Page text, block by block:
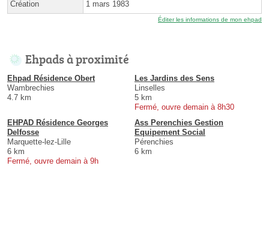
Création 1 mars 1983
Éditer les informations de mon ehpad
Ehpads à proximité
Ehpad Résidence Obert
Wambrechies
4.7 km
Les Jardins des Sens
Linselles
5 km
Fermé, ouvre demain à 8h30
EHPAD Résidence Georges
Delfosse
Marquette-lez-Lille
6 km
Fermé, ouvre demain à 9h
Ass Perenchies Gestion
Equipement Social
Pérenchies
6 km